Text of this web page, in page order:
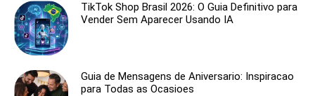
TikTok Shop Brasil 2026: O Guia Definitivo para
Vender Sem Aparecer Usando IA
Guia de Mensagens de Aniversario: Inspiracao
para Todas as Ocasioes